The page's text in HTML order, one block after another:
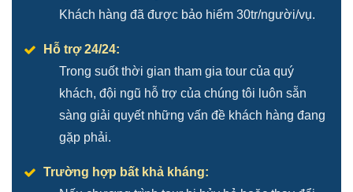
Khách hàng đã được bảo hiểm 30tr/người/vụ.
Hỗ trợ 24/24:
Trong suốt thời gian tham gia tour của quý
khách, đội ngũ hỗ trợ của chúng tôi luôn sẵn
sàng giải quyết những vấn đề khách hàng đang
gặp phải.
Trường hợp bất khả kháng: